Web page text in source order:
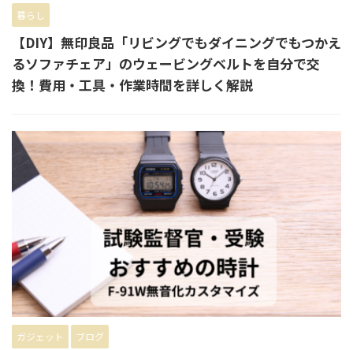
暮らし
【DIY】無印良品「リビングでもダイニングでもつかえ
るソファチェア」のウェービングベルトを自分で交
換！費用・工具・作業時間を詳しく解説
ガジェット ブログ